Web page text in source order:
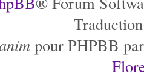
pour PHPBB